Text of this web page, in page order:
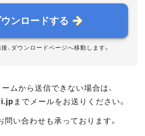
ンロードする
、ダウンロードページへ移動します。
ムから送信できない場合は、
までメールをお送りください。
問い合わせも承っております。